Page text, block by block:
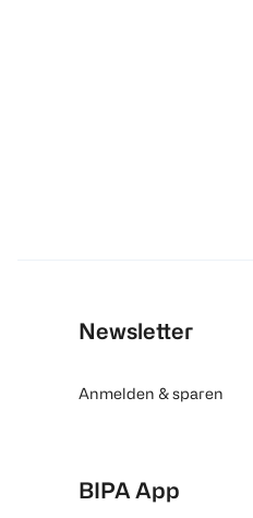
Newsletter
Anmelden & sparen
BIPA App